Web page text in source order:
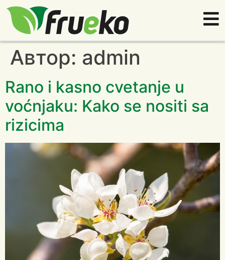
Автор: admin
Rano i kasno cvetanje u
voćnjaku: Kako se nositi sa
rizicima